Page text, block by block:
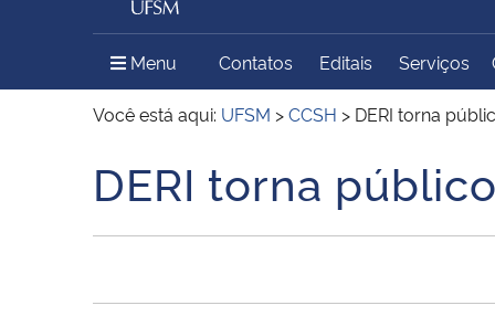
Ministério do Meio Ambiente Ministério do Turismo
Secretaria de Governo
Gabinete de Segurança
Menu Menu Principal do Sítio
Contatos Editais Serviços
Você está aqui: UFSM >CCSH > DERI torna
Início do conteúdo
DERI torna